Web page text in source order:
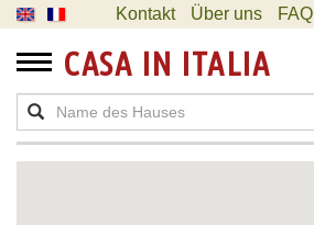
Kontakt Über uns FAQ
CASA IN ITALIA